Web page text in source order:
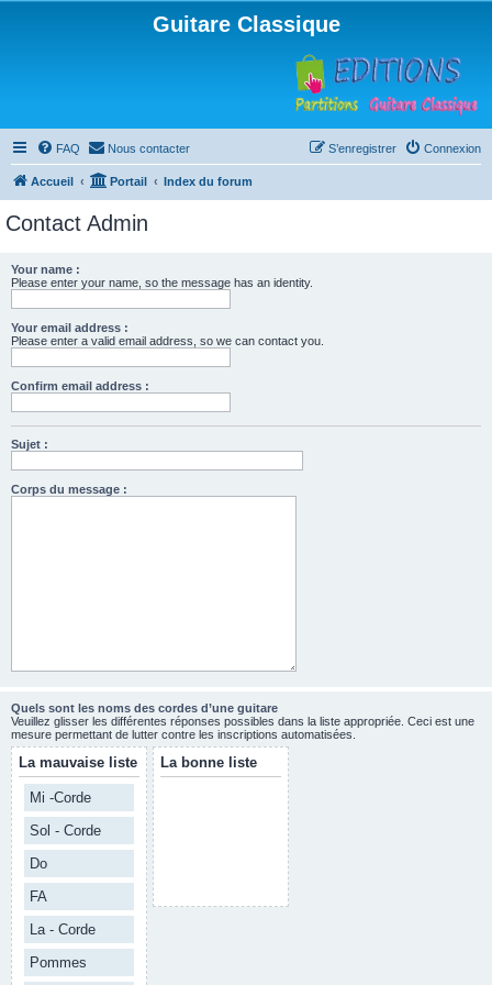
Guitare Classique
FAQ Nous contacter Connexion
S’enregistrer
Accueil Portail Index du forum
Contact Admin
Your name :
Please enter your name, so the message has an identity.
Your email address :
Please enter a valid email address, so we can contact you.
Confirm email address :
Sujet :
Corps du message :
Quels sont les noms des cordes d’une guitare
Veuillez glisser les différentes réponses possibles dans la liste appropriée. Ceci est une
mesure permettant de lutter contre les inscriptions automatisées.
La mauvaise liste
Mi -Corde
Sol - Corde
Do
FA
La - Corde
Pommes
La bonne liste